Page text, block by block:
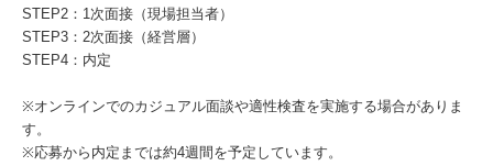
STEP2：1次面接（現場担当者）
STEP3：2次面接（経営層）
STEP4：内定
※オンラインでのカジュアル面談や適性検査を実施する場合がありま
す。
※応募から内定までは約4週間を予定しています。